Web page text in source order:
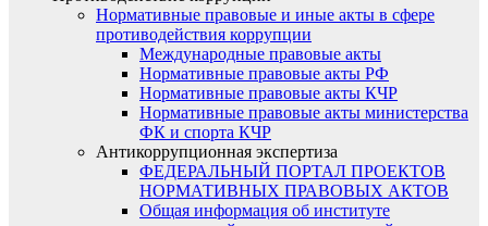
Нормативные правовые и иные акты в сфере
противодействия коррупции
Международные правовые акты
Нормативные правовые акты РФ
Нормативные правовые акты КЧР
Нормативные правовые акты министерства
ФК и спорта КЧР
Антикоррупционная экспертиза
ФЕДЕРАЛЬНЫЙ ПОРТАЛ ПРОЕКТОВ
НОРМАТИВНЫХ ПРАВОВЫХ АКТОВ
Общая информация об институте